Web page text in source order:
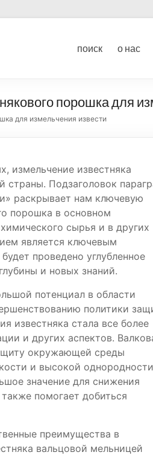
для поиск о нас
порошка для
для измельчения извести
измельчение известняка
Подзаголовок
раскрывает нам ключевую
порошка в основном
сырья и в других
является ключевым
проведено углубленное
и новых знаний.
потенциал в области
политики
известняка стала все более
и других аспектов.
окружающей среды
и высокой однородности
значение для снижения
помогает добиться
преимущества в
вальцовой мельницей